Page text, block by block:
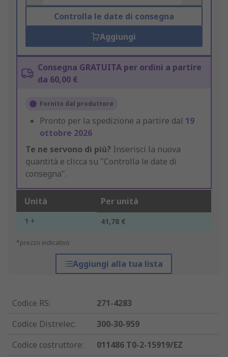
Controlla le date di consegna
Aggiungi
Consegna GRATUITA per ordini a partire
da 60,00 €
Fornito dal produttore
Pronto per la spedizione a partire dal 19
ottobre 2026
Te ne servono di più? Inserisci la nuova
quantità e clicca su "Controlla le date di
consegna".
Unità Per unità
1 + 41,78 €
*prezzo indicativo
Aggiungi alla tua lista
Codice RS:
271-4283
Codice Distrelec:
300-30-959
Codice costruttore:
011486 T0-2-15919/EZ